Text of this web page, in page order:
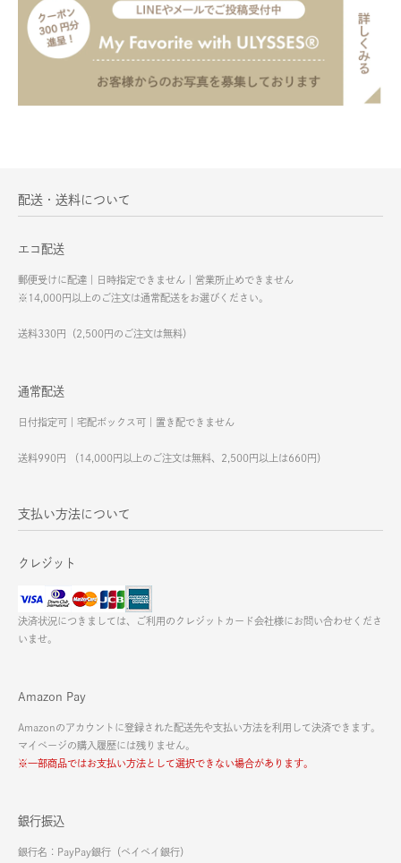
配送・送料について
エコ配送
郵便受けに配達｜日時指定できません｜営業所止めできません
※14,000円以上のご注文は通常配送をお選びください。
送料330円（2,500円のご注文は無料）
通常配送
日付指定可｜宅配ボックス可｜置き配できません
送料990円 （14,000円以上のご注文は無料、2,500円以上は660円）
支払い方法について
クレジット
決済状況につきましては、ご利用のクレジットカード会社様にお問い合わせくださ
いませ。
Amazon Pay
Amazonのアカウントに登録された配送先や支払い方法を利用して決済できます。
マイページの購入履歴には残りません。
※一部商品ではお支払い方法として選択できない場合があります。
銀行振込
銀行名：PayPay銀行（ペイペイ銀行）